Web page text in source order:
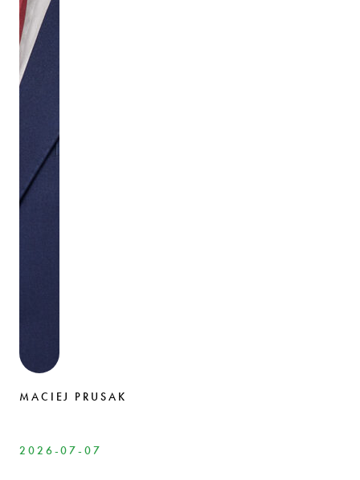
MACIEJ PRUSAK
2026-07-07